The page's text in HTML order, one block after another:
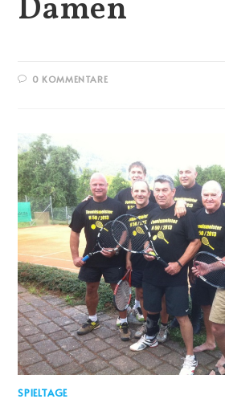
Damen
0 KOMMENTARE
SPIELTAGE